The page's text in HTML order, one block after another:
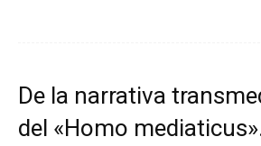
De la narrativa
del «Homo